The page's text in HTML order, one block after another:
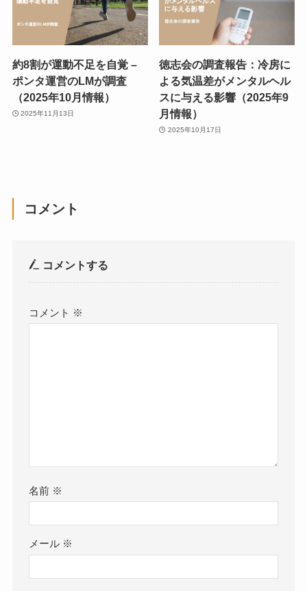
約8割が運動不足を自覚 –
ポンタ運営のLMが調査
（2025年10月情報）
2025年11月13日
徳志会の調査報告：冷房に
よる気温差がメンタルヘル
スに与える影響（2025年9
月情報）
2025年10月17日
コメント
コメントする
コメント ※
名前 ※
メール ※